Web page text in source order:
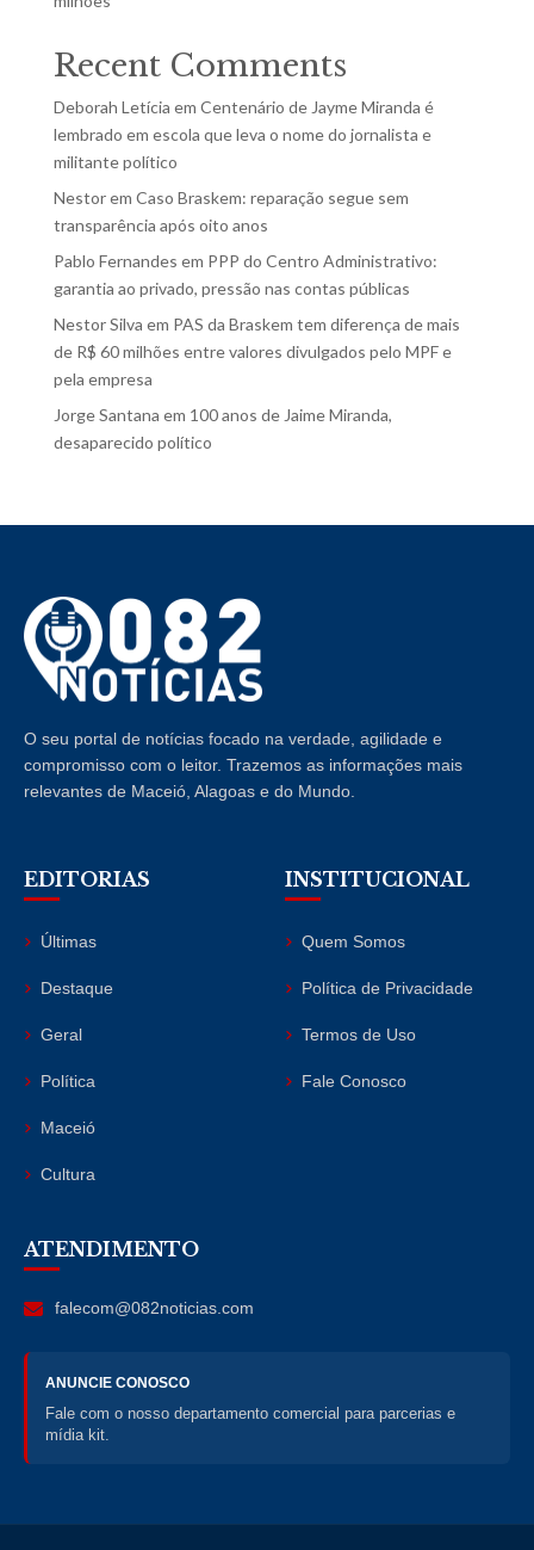
Recent Comments
Deborah Letícia em Centenário de Jayme Miranda é
lembrado em escola que leva o nome do jornalista e
militante político
Nestorem Caso Braskem: reparação segue sem
transparência após oito anos
Pablo Fernandes em PPP do Centro Administrativo:
garantia ao privado, pressão nas contas públicas
Nestor Silva em PAS da Braskem tem diferença de mais
de R$ 60 milhões entre valores divulgados pelo MPF e
pela empresa
Jorge Santana em 100 anos de Jaime Miranda,
desaparecido político
O seu portal de notícias focado na verdade, agilidade e
compromisso com o leitor. Trazemos as informações mais
relevantes de Maceió, Alagoas e do Mundo.
EDITORIAS
Últimas
Destaque
Geral
Política
Maceió
Cultura
INSTITUCIONAL
Quem Somos
Política de Privacidade
Termos de Uso
Fale Conosco
ATENDIMENTO
falecom@082noticias.com
ANUNCIE CONOSCO
Fale com o nosso departamento comercial para parcerias e
mídia kit.